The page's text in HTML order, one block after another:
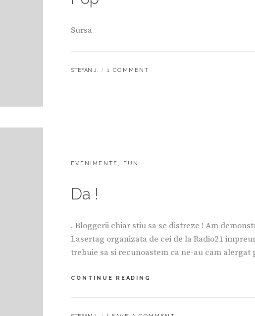
Sursa
BY
STEFAN J. 1 COMMENT
CATEGORIES:
EVENIMENTE , FUN
Da !
. Bloggerii chiar stiu sa se distreze ! Am
Lasertag organizata de cei de la Radio21
trebuie sa si recunoastem ca ne-au cam
CONTINUE READING